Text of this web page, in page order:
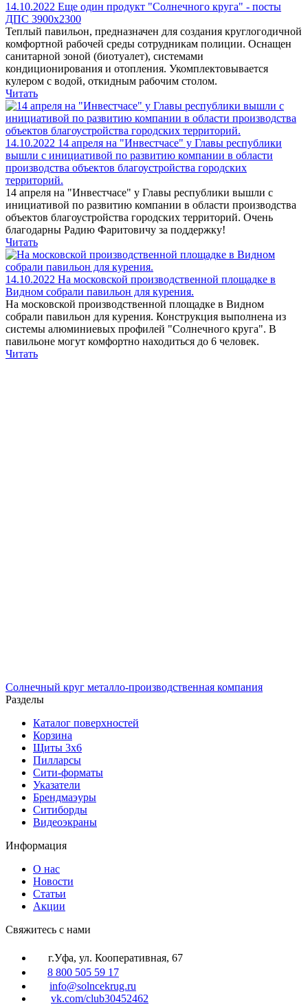
14.10.2022 Еще один продукт "Солнечного круга" - посты
ДПС 3900х2300
Теплый павильон, предназначен для создания круглогодичной
комфортной рабочей среды сотрудникам полиции. Оснащен
санитарной зоной (биотуалет), системами
кондиционирования и отопления. Укомплектовывается
кулером с водой, откидным рабочим столом.
Читать
14.10.2022 14 апреля на "Инвестчасе" у Главы республики
вышли с инициативой по развитию компании в области
производства объектов благоустройства городских
территорий.
14 апреля на "Инвестчасе" у Главы республики вышли с
инициативой по развитию компании в области производства
объектов благоустройства городских территорий. Очень
благодарны Радию Фаритовичу за поддержку!
Читать
14.10.2022 На московской производственной площадке в
Видном собрали павильон для курения.
На московской производственной площадке в Видном
собрали павильон для курения. Конструкция выполнена из
системы алюминиевых профилей "Солнечного круга". В
павильоне могут комфортно находиться до 6 человек.
Читать
Солнечный круг металло-производственная компания
Разделы
Каталог поверхностей
Корзина
Щиты 3х6
Пилларсы
Сити-форматы
Указатели
Брендмаэуры
Ситиборды
Видеоэкраны
Информация
О нас
Новости
Статьи
Акции
Cвяжитесь с нами
г.Уфа, ул. Кооперативная, 67
8 800 505 59 17
info@solncekrug.ru
vk.com/club30452462